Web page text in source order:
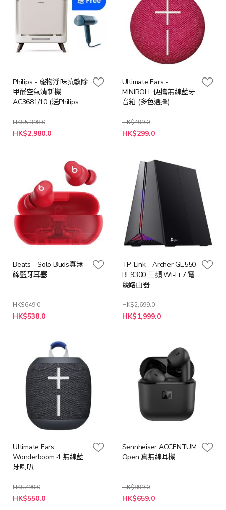
Philips - 寵物淨味抗敏除
甲醛空氣清新機
AC3681/10 (送Philips
提式蒸氣掛熨機 (價值:
$398)
HK$5,398.0
特
殊
HK$2,980.0
Ultimate Ears -
MINIROLL 便攜無線藍牙
音箱 (多色選擇)
HK$499.0
HK$299.0
Beats - Solo Buds真無
線藍牙耳塞
HK$649.0
HK$538.0
TP-Link - Archer GE550
BE9300 三頻 Wi-Fi 7 電
競路由器
HK$2,699.0
特
殊
HK$1,999.0
Ultimate Ears
Wonderboom 4 無線藍
牙喇叭
HK$799.0
HK$550.0
Sennheiser ACCENTUM
Open 真無線耳機
HK$899.0
HK$659.0